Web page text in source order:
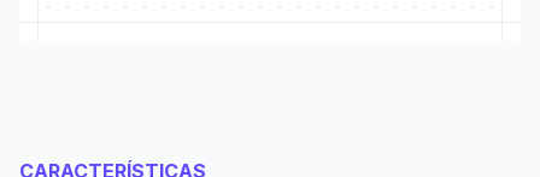
CARACTERÍSTICAS